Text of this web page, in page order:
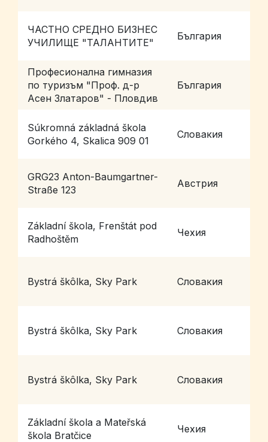
ЧАСТНО СРЕДНО БИЗНЕС
УЧИЛИЩЕ "ТАЛАНТИТЕ"
България
Професионална гимназия
по туризъм "Проф. д-р
Асен Златаров" - Пловдив
България
Súkromná základná škola
Gorkého 4, Skalica 909 01
Словакия
GRG23 Anton-Baumgartner-
Straße 123
Австрия
Základní škola, Frenštát pod
Radhoštěm
Чехия
Bystrá škôlka, Sky Park Словакия
Bystrá škôlka, Sky Park Словакия
Bystrá škôlka, Sky Park Словакия
Základní škola a Mateřská
škola Bratčice
Чехия